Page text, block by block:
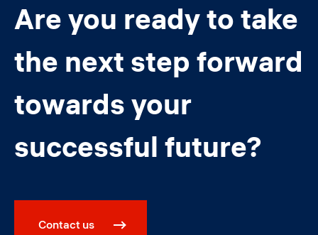
Are you ready to take
the next step forward
towards your
successful future?
Contact us